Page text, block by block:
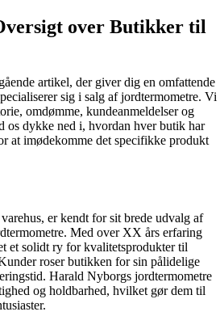
over Butikker til
artikel, der giver dig en omfattende
sig i salg af jordtermometre. Vi
omdømme, kundeanmeldelser og
os dykke ned i, hvordan hver butik har
at imødekomme det specifikke produkt
er kendt for sit brede udvalg af
Med over XX års erfaring
et solidt ry for kvalitetsprodukter til
roser butikken for sin pålidelige
Harald Nyborgs jordtermometre
og holdbarhed, hvilket gør dem til